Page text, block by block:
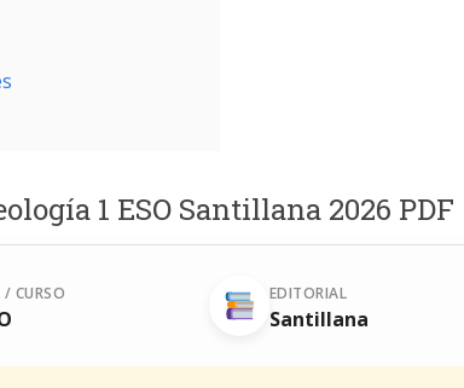
1 ESO Santillana 2026 PDF
/ CURSO EDITORIAL
Santillana